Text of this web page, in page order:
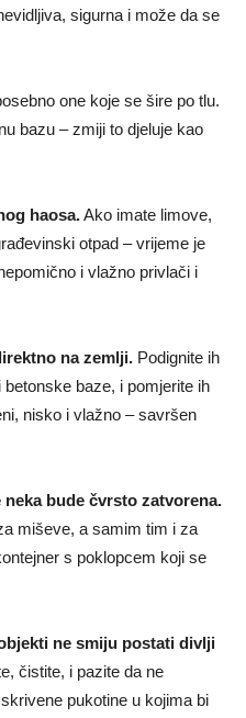
sigurna i može da se
one koje se šire po tlu.
bazu – zmiji to djeluje kao
haosa.Ako imate limove,
otpad – vrijeme je
i vlažno privlači i
na zemlji. Podignite ih
baze, i pomjerite ih
nisko i vlažno – savršen
bude čvrsto zatvorena.
miševe, a samim tim i za
s poklopcem koji se
ne smiju postati divlji
čistite, i pazite da ne
pukotine u kojima bi